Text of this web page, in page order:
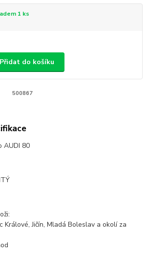
1 ks
Přidat do košíku
500867
AUDI 80
Králové, Jičín, Mladá Boleslav a okolí za